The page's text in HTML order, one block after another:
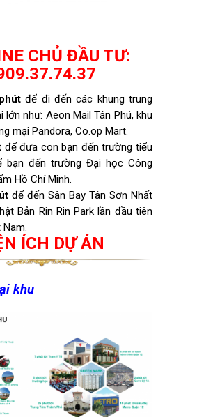
CHỦ ĐẦU TƯ:
để đi đến các khung trung
như: Aeon Mail Tân Phú, khu
mại Pandora, Co.op Mart.
để đưa con bạn đến trường tiểu
bạn đến trường Đại học Công
Hồ Chí Minh.
để đến Sân Bay Tân Sơn Nhất
Bản Rin Rin Park lần đầu tiên
ÍCH DỰ ÁN
khu